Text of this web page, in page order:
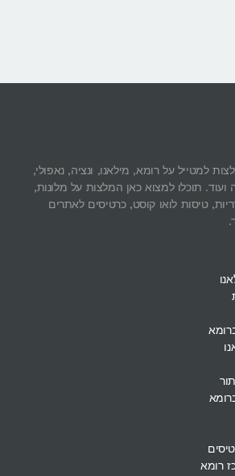
למטייל על רומא, מילאנו, ונציה, נאפולי,
ועוד. תוכלו למצוא כאן המלצות על מלונות,
טיסות לואו קוסט, כרטיסים לאתרים
רומא